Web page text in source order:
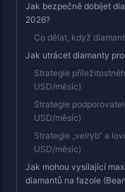
Jak bezpečně dobíjet
2026?
Co dělat, když
Jak utrácet diamanty
Strategie
USD/měsíc)
Strategie
USD/měsíc)
Strategie „velryb“ a
USD/měsíc)
Jak mohou vysílající
diamantů na fazole